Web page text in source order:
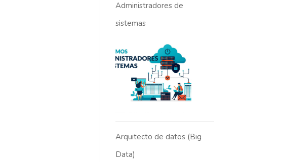
Administradores de
sistemas
Arquitecto de datos (Big
Data)